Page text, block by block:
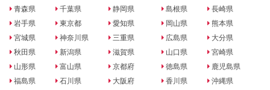
青森県
岩手県
宮城県
秋田県
山形県
福島県
千葉県
東京都
神奈川県
新潟県
富山県
石川県
静岡県
愛知県
三重県
滋賀県
京都府
大阪府
島根県
岡山県
広島県
山口県
徳島県
香川県
長崎県
熊本県
大分県
宮崎県
鹿児島県
沖縄県